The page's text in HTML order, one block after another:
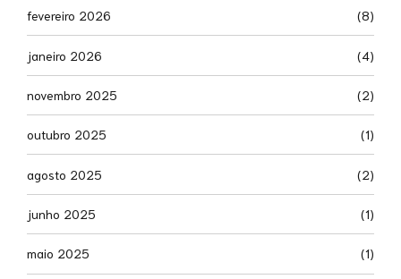
fevereiro 2026 (8)
janeiro 2026 (4)
novembro 2025 (2)
outubro 2025 (1)
agosto 2025 (2)
junho 2025 (1)
maio 2025 (1)